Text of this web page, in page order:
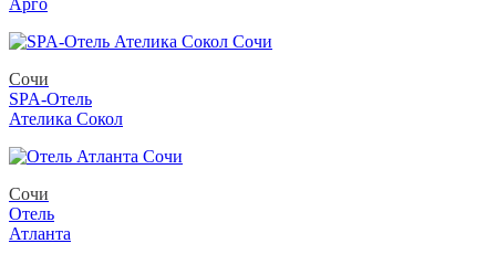
Арго
Сочи
SPA-Отель
Ателика Сокол
Сочи
Отель
Атланта